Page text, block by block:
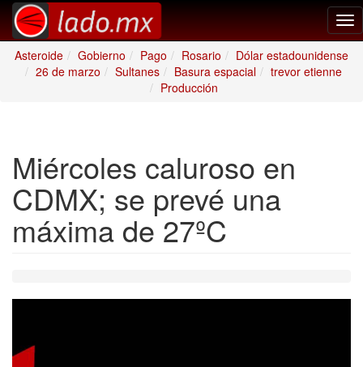
Asteroide
Gobierno Pago Rosario
Dólar estadounidense
26 de marzo
Sultanes Basura espacial
trevor etienne
Producción
Miércoles caluroso en
CDMX; se prevé una
máxima de 27ºC